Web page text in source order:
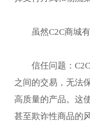
虽然C2C商城
信任问题：
之间的交易，无法
高质量的产品。这
甚至欺诈性商品的